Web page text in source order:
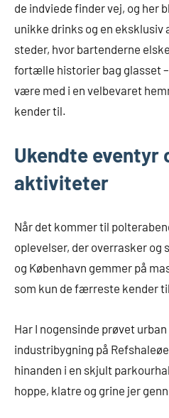
de indviede finder vej, og her
unikke drinks og en
steder, hvor bartenderne
fortælle historier bag glasset
være med i en velbevaret
kender til.
Ukendte eventyr
aktiviteter
Når det kommer til
oplevelser, der overrasker og
og København gemmer på
som kun de færreste kender
Har I nogensinde prøvet
industribygning på
hinanden i en skjult
hoppe, klatre og grine jer